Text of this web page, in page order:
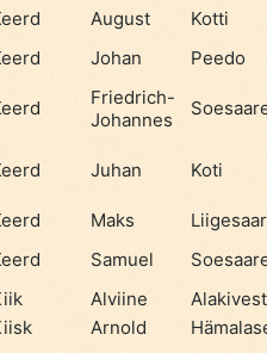
August
Kotti
Johan Peedo
Friedrich-
Johannes
Juhan Koti
Maks
Samuel
Alviine
Arnold